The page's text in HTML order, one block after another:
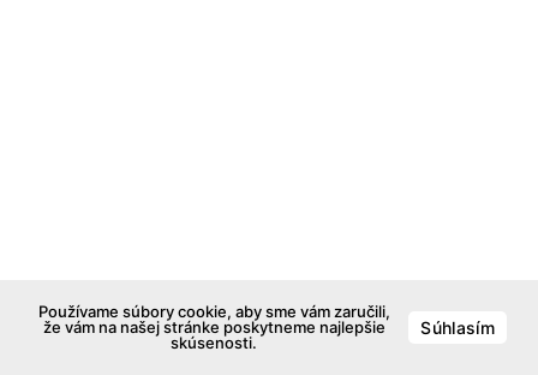
Používame súbory cookie, aby sme vám zaručili,
že vám na našej stránke poskytneme najlepšie
skúsenosti.
Súhlasím